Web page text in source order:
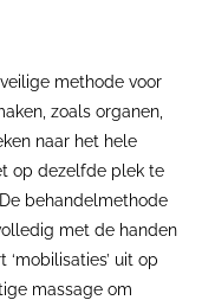
methode voor
zoals organen,
naar het hele
op dezelfde plek te
behandelmethode
met de handen
uit op
massage om